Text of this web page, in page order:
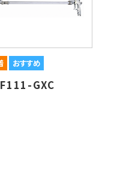
F111-GXC